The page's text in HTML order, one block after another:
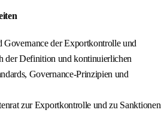
Governance der Exportkontrolle und
der Definition und kontinuierlichen
Governance-Prinzipien und
zur Exportkontrolle und zu Sanktionen